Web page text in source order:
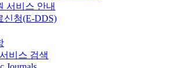
서비스 안내
신청(E-DDS)
비스 검색